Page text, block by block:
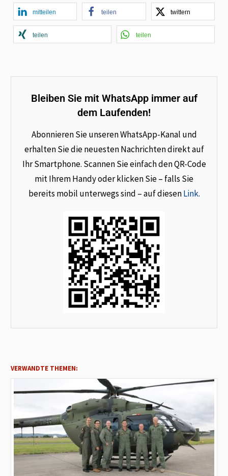
mitteilen teilen twittern
teilen teilen
Bleiben Sie mit WhatsApp immer auf
dem Laufenden!
Abonnieren Sie unseren WhatsApp-Kanal und
erhalten Sie die neuesten Nachrichten direkt auf
Ihr Smartphone. Scannen Sie einfach den QR-Code
mit Ihrem Handy oder klicken Sie – falls Sie
bereits mobil unterwegs sind – auf diesenLink.
VERWANDTE THEMEN: